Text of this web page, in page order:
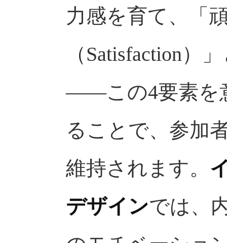
力感を育て、「
（Satisfaction）
——この4要素を
ることで、参加
維持されます。
デザインでは、